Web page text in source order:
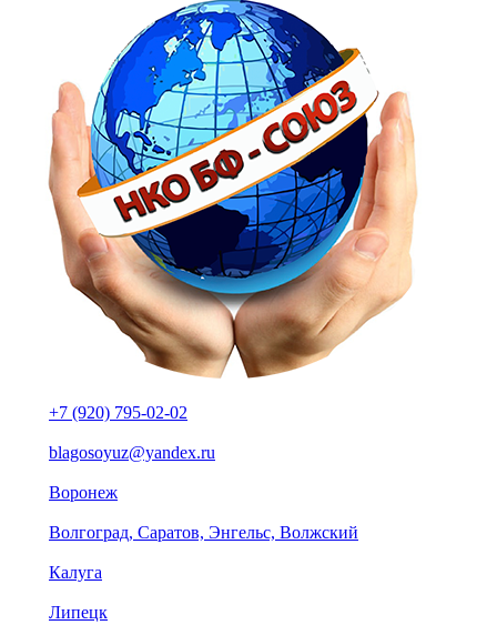
+7 (920) 795-02-02
blagosoyuz@yandex.ru
Воронеж
Волгоград, Саратов, Энгельс, Волжский
Калуга
Липецк